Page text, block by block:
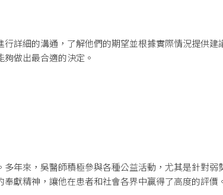
詳細的溝通，了解他們的期望並根據實際情況提供建
做出最合適的決定。
年來，吳醫師積極參與各種公益活動，尤其是針對弱
獻精神，讓他在患者和社會各界中贏得了高度的評價